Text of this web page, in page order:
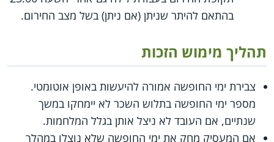
בהתאם להיתר שניתן (אם ניתן) בשל מצב החירום.
תהליך מימוש הזכות
צבירת ימי החופשה אמורה להיעשות באופן אוטומטי.
מספר ימי החופשה בתלוש השכר לא יימחקו במשך
שנתיים, אם העובד לא ניצל אותן בגלל המלחמות.
אם המעסיק מחק את ימי החופשה שלא נוצלו במהלך